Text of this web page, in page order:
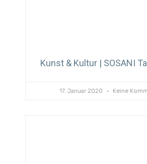
Kunst & Kultur | SOSANI
17. Januar 2020 Keine